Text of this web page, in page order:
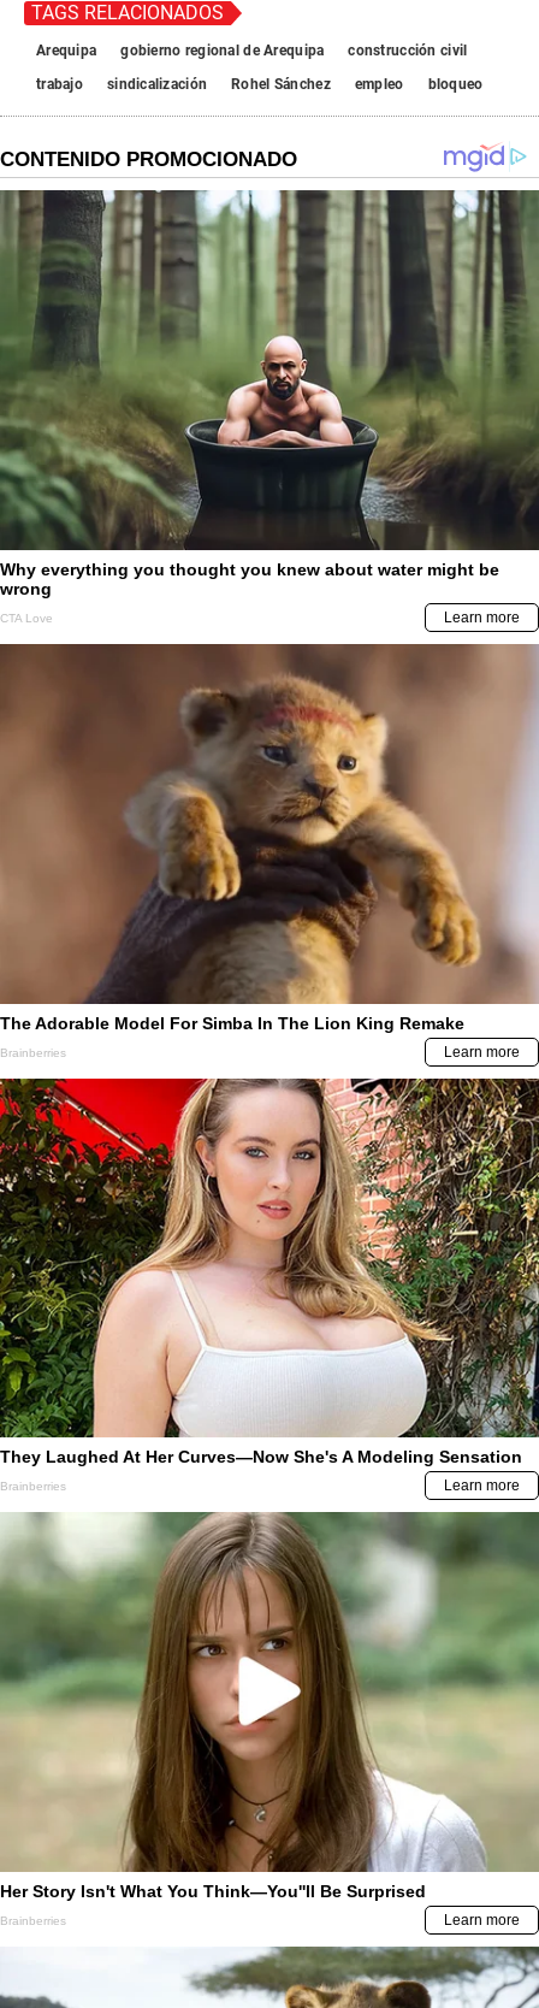
TAGS RELACIONADOS
Arequipa gobierno regional de Arequipa
construcción civil
trabajo
sindicalización Rohel Sánchez empleo bloqueo